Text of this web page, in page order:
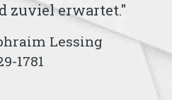
zuviel erwartet."
Lessing
1781